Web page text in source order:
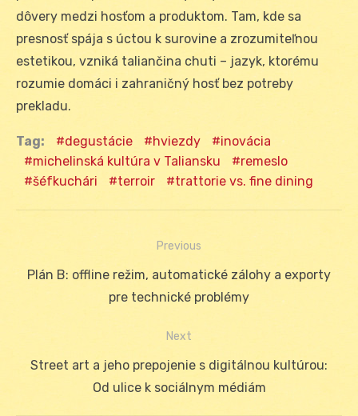
dôvery medzi hosťom a produktom. Tam, kde sa
presnosť spája s úctou k surovine a zrozumiteľnou
estetikou, vzniká taliančina chuti – jazyk, ktorému
rozumie domáci i zahraničný hosť bez potreby
prekladu.
Tag: degustácie hviezdy
inovácia
michelinská kultúra v Taliansku
remeslo
šéfkuchári
terroir trattorie vs. fine dining
Navigácia
Previous
Previous
Plán B: offline režim, automatické zálohy a exporty
pre technické problémy
Next
Next
Street art a jeho prepojenie s digitálnou kultúrou:
Od ulice k sociálnym médiám